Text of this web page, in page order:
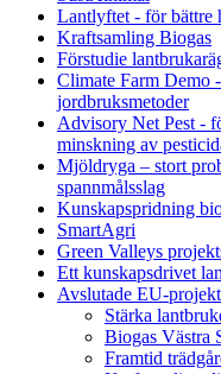
Lantlyftet - för bättre
Kraftsamling Biogas
Förstudie
Climate Farm Demo
jordbruksmetoder
Advisory Net Pest -
minskning av
Mjöldryga – stort
spannmålsslag
Kunskapspridning
SmartAgri
Green Valleys
Ett kunskapsdrivet
Avslutade EU-projekt
Stärka
Biogas Västra
Framtid